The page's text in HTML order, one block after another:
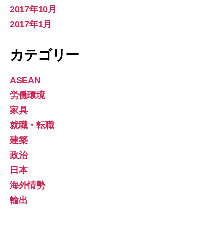
2017年10月
2017年1月
カテゴリー
ASEAN
労働環境
家具
就職・転職
建築
政治
日本
海外情勢
輸出